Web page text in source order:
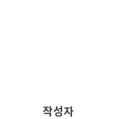
작성자